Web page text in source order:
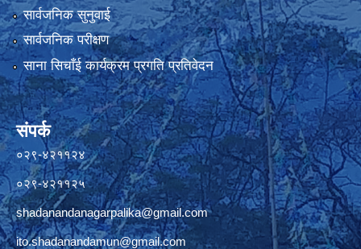
सार्वजनिक सुनुवाई
सार्वजनिक परीक्षण
साना सिचाँई कार्यक्रम प्रगति प्रतिवेदन
संपर्क
०२९-४२११२४
०२९-४२११२५
shadanandanagarpalika@gmail.com
ito.shadanandamun@gmail.com